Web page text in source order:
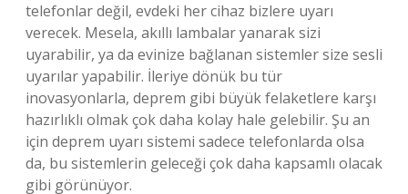
telefonlar değil, evdeki her cihaz bizlere uyarı
verecek. Mesela, akıllı lambalar yanarak sizi
uyarabilir, ya da evinize bağlanan sistemler size sesli
uyarılar yapabilir. İleriye dönük bu tür
inovasyonlarla, deprem gibi büyük felaketlere karşı
hazırlıklı olmak çok daha kolay hale gelebilir. Şu an
için deprem uyarı sistemi sadece telefonlarda olsa
da, bu sistemlerin geleceği çok daha kapsamlı olacak
gibi görünüyor.